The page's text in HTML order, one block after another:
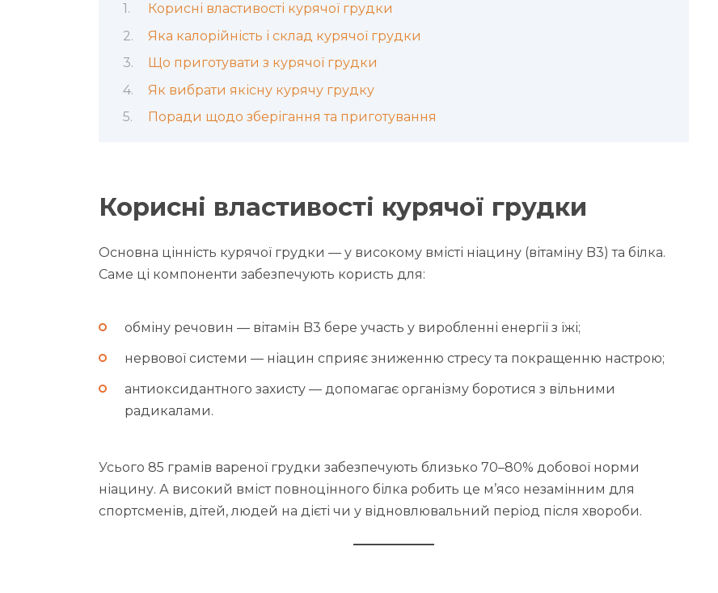
Корисні властивості курячої грудки
Яка калорійність і склад курячої грудки
Що приготувати з курячої грудки
Як вибрати якісну курячу грудку
Поради щодо зберігання та приготування
Корисні властивості курячої грудки
Основна цінність курячої грудки — у високому вмісті ніацину (вітаміну B3) та білка.
Саме ці компоненти забезпечують користь для:
обміну речовин — вітамін B3 бере участь у виробленні енергії з їжі;
нервової системи — ніацин сприяє зниженню стресу та покращенню настрою;
антиоксидантного захисту — допомагає організму боротися з вільними
радикалами.
Усього 85 грамів вареної грудки забезпечують близько 70–80% добової норми
ніацину. А високий вміст повноцінного білка робить це м’ясо незамінним для
спортсменів, дітей, людей на дієті чи у відновлювальний період після хвороби.